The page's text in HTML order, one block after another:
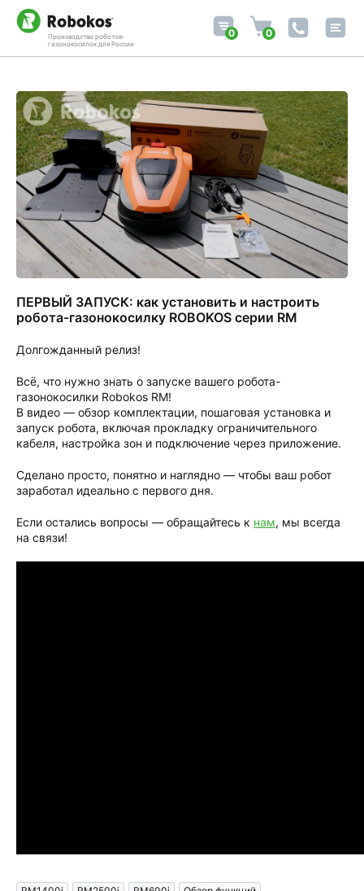
Производство роботов-
газонокосилок для России
0 0
ПЕРВЫЙ ЗАПУСК: как установить и настроить
робота-газонокосилку ROBOKOS серии RM
Долгожданный релиз!
Всё, что нужно знать о запуске вашего робота-
газонокосилки Robokos RM!
В видео — обзор комплектации, пошаговая установка и
запуск робота, включая прокладку ограничительного
кабеля, настройка зон и подключение через приложение.
Сделано просто, понятно и наглядно — чтобы ваш робот
заработал идеально с первого дня.
Если остались вопросы — обращайтесь к нам, мы всегда
на связи!